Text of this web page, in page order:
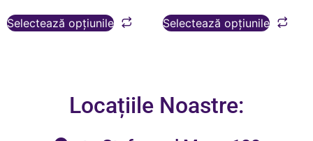
Selectează opțiunile Selectează opțiunile
Locațiile Noastre: